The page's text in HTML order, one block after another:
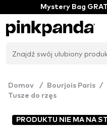
Mystery Bag
Domov / Bourjois Paris /
Tusze do rzęs
PRODUKTU NIE MA NA